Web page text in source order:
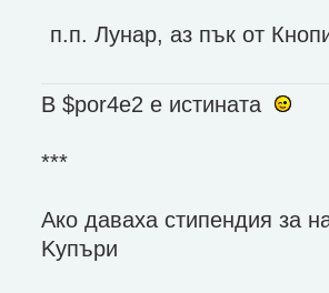
п.п. Лунар, аз пък от
В $por4e2 e истината
***
Aко даваха стипендия за
Kупъри